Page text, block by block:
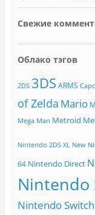
Свежие
Облако тэгов
2DS 3DS ARMS
of Zelda Mario
Mega Man Metroid
Nintendo 2DS XL New
64 Nintendo Direct
Nintendo
Nintendo